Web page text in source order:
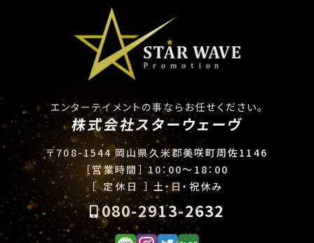
エンターテイメントの事ならお任せください。
株式会社スターウェーヴ
〒708-1544 岡山県久米郡美咲町周佐1146
［営業時間］ 10：00〜18：00
［ 定休日 ］ 土・日・祝休み
080-2913-2632